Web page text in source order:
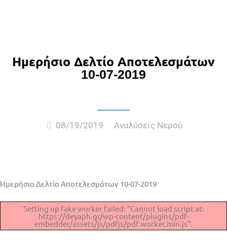
Ημερήσιο Δελτίο Αποτελεσμάτων
10-07-2019
08/19/2019 Αναλύσεις Νερού
Ημερήσιο Δελτίο Αποτελεσμάτων 10-07-2019
Setting up fake worker failed: "Cannot load script at:
https://deyaph.gr/wp-content/plugins/pdf-
embedder/assets/js/pdfjs/pdf.worker.min.js".